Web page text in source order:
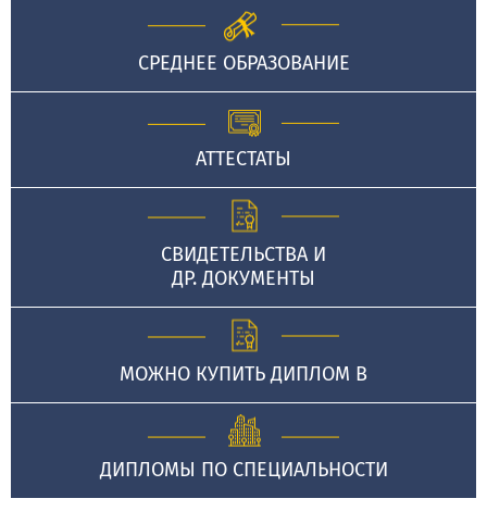
СРЕДНЕЕ ОБРАЗОВАНИЕ
АТТЕСТАТЫ
СВИДЕТЕЛЬСТВА И
ДР. ДОКУМЕНТЫ
МОЖНО КУПИТЬ ДИПЛОМ В
ДИПЛОМЫ ПО СПЕЦИАЛЬНОСТИ